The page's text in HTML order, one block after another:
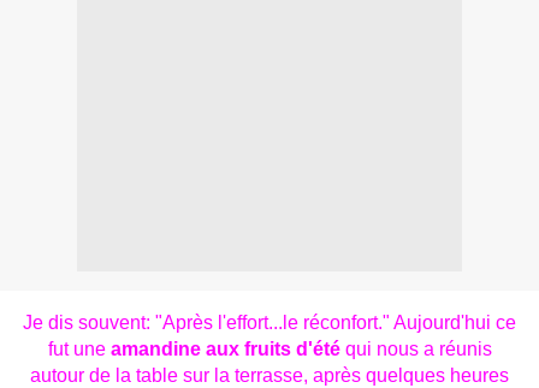
Je dis souvent: "Après l'effort...le réconfort." Aujourd'hui ce
fut une amandine aux fruits d'étéqui nous a réunis
autour de la table sur la terrasse, après quelques heures